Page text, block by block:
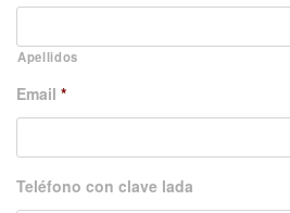
Apellidos
Email *
Teléfono con clave lada